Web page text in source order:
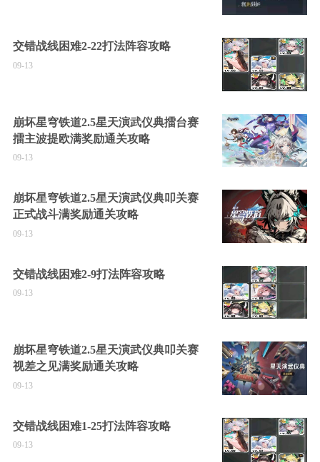
交错战线困难2-22打法阵容攻略
09-13
崩坏星穹铁道2.5星天演武仪典擂台赛
擂主波提欧满奖励通关攻略
09-13
崩坏星穹铁道2.5星天演武仪典叩关赛
正式战斗满奖励通关攻略
09-13
交错战线困难2-9打法阵容攻略
09-13
崩坏星穹铁道2.5星天演武仪典叩关赛
视差之见满奖励通关攻略
09-13
交错战线困难1-25打法阵容攻略
09-13